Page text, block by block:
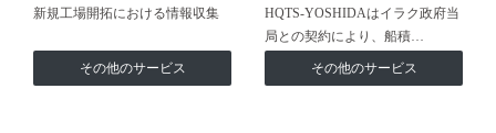
新規工場開拓における情報収集
その他のサービス
HQTS-YOSHIDAはイラク政府当
局との契約により、船積…
その他のサービス